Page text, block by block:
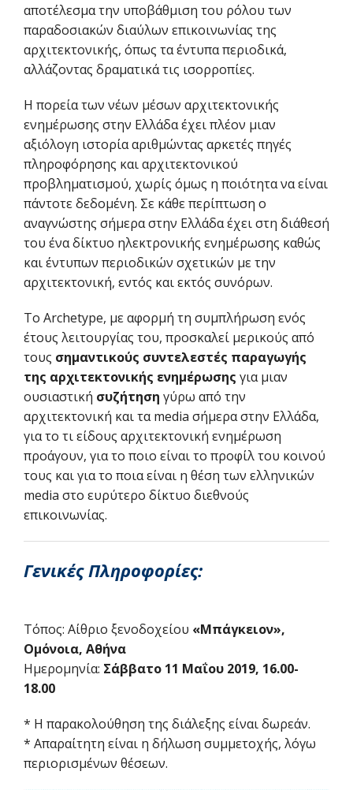
αποτέλεσμα την υποβάθμιση του ρόλου των
παραδοσιακών διαύλων επικοινωνίας της
αρχιτεκτονικής, όπως τα έντυπα περιοδικά,
αλλάζοντας δραματικά τις ισορροπίες.
Η πορεία των νέων μέσων αρχιτεκτονικής
ενημέρωσης στην Ελλάδα έχει πλέον μιαν
αξιόλογη ιστορία αριθμώντας αρκετές πηγές
πληροφόρησης και αρχιτεκτονικού
προβληματισμού, χωρίς όμως η ποιότητα να είναι
πάντοτε δεδομένη. Σε κάθε περίπτωση ο
αναγνώστης σήμερα στην Ελλάδα έχει στη διάθεσή
του ένα δίκτυο ηλεκτρονικής ενημέρωσης καθώς
και έντυπων περιοδικών σχετικών με την
αρχιτεκτονική, εντός και εκτός συνόρων.
Το Archetype, με αφορμή τη συμπλήρωση ενός
έτους λειτουργίας του, προσκαλεί μερικούς από
τους σημαντικούς συντελεστές παραγωγής
της αρχιτεκτονικής ενημέρωσης για μιαν
ουσιαστική συζήτηση γύρω από την
αρχιτεκτονική και τα media σήμερα στην Ελλάδα,
για το τι είδους αρχιτεκτονική ενημέρωση
προάγουν, για το ποιο είναι το προφίλ του κοινού
τους και για το ποια είναι η θέση των ελληνικών
media στο ευρύτερο δίκτυο διεθνούς
επικοινωνίας.
Γενικές Πληροφορίες:
Τόπος: Αίθριο ξενοδοχείου «Μπάγκειον»,
Ομόνοια, Αθήνα
Ημερομηνία: Σάββατο 11 Μαΐου 2019, 16.00-
18.00
* Η παρακολούθηση της διάλεξης είναι δωρεάν.
* Απαραίτητη είναι η δήλωση συμμετοχής, λόγω
περιορισμένων θέσεων.